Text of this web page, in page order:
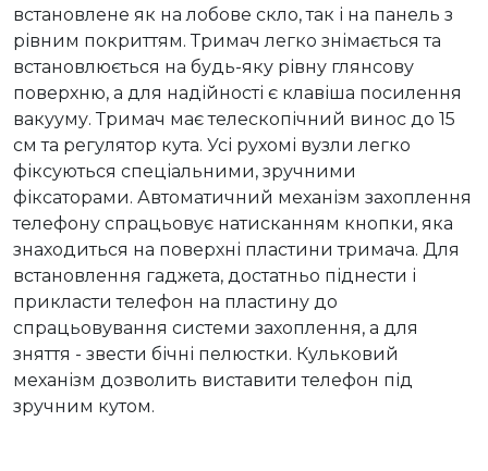
встановлене як на лобове скло, так і на панель з
рівним покриттям. Тримач легко знімається та
встановлюється на будь-яку рівну глянсову
поверхню, а для надійності є клавіша посилення
вакууму. Тримач має телескопічний винос до 15
см та регулятор кута. Усі рухомі вузли легко
фіксуються спеціальними, зручними
фіксаторами. Автоматичний механізм захоплення
телефону спрацьовує натисканням кнопки, яка
знаходиться на поверхні пластини тримача. Для
встановлення гаджета, достатньо піднести і
прикласти телефон на пластину до
спрацьовування системи захоплення, а для
зняття - звести бічні пелюстки. Кульковий
механізм дозволить виставити телефон під
зручним кутом.